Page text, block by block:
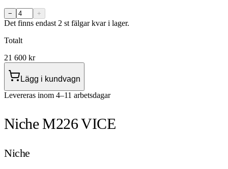
− +
Det finns endast 2 st fälgar kvar i lager.
Totalt
21 600 kr
Lägg i kundvagn
Levereras inom 4–11 arbetsdagar
Niche M226 VICE
Niche